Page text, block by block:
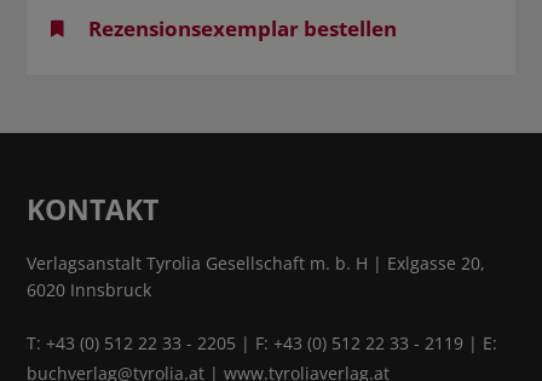
Rezensionsexemplar bestellen
KONTAKT
Verlagsanstalt Tyrolia Gesellschaft m. b. H | Exlgasse 20,
6020 Innsbruck
T:+43 (0) 512 22 33 - 2205 | F: +43 (0) 512 22 33 - 2119 | E:
buchverlag@tyrolia.at |www.tyroliaverlag.at